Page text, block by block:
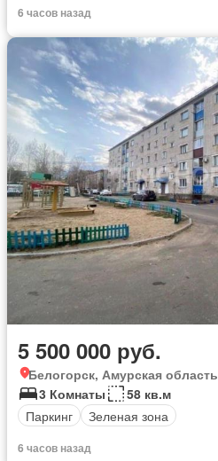
6 часов назад
5 500 000 руб.
Белогорск, Амурская область
3 Комнаты
58 кв.м
Паркинг
Зеленая зона
6 часов назад